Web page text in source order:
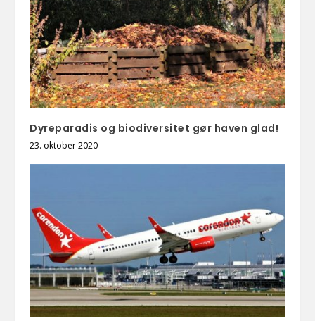
Dyreparadis og biodiversitet gør haven glad!
23. oktober 2020